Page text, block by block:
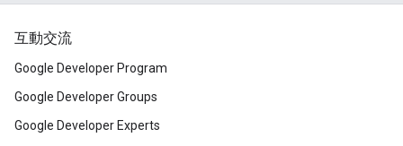
互動交流
Google Developer Program
Google Developer Groups
Google Developer Experts